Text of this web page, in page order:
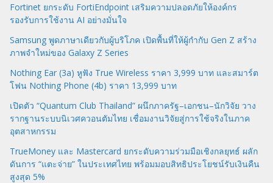
Fortinet ยกระดับ FortiEndpoint เสริมความปลอดภัยให้องค์กร
รองรับการใช้งาน AI อย่างมั่นใจ
Samsung พูดภาษาเดียวกับผู้บริโภค เปิดพื้นที่ให้ผู้กำกับ Gen Z สร้าง
ภาพจำใหม่ของ Galaxy Z Series
Nothing Ear (3a) หูฟัง True Wireless ราคา 3,999 บาท และสมาร์ต
โฟน Nothing Phone (4b) ราคา 13,999 บาท
เปิดตัว “Quantum Club Thailand” ผนึกภาครัฐ–เอกชน–นักวิจัย วาง
รากฐานระบบนิเวศควอนตัมไทย เชื่อมงานวิจัยสู่การใช้จริงในภาค
อุตสาหกรรม
TrueMoney และ Mastercard ยกระดับความร่วมมือเชิงกลยุทธ์ ผลัก
ดันการ “แตะจ่าย” ในประเทศไทย พร้อมมอบสิทธิประโยชน์รับเงินคืน
สูงสุด 5%